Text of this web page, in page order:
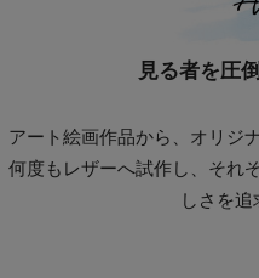
見る者を圧
アート絵画作品から、オリジ
何度もレザーへ試作し、それ
しさを追